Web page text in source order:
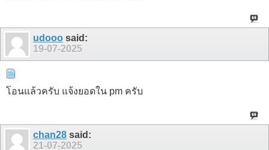
udooo said:
19-07-2025
โอนแล้วครับ แจ้งยอดใน pm ครับ
chan28 said:
21-07-2025